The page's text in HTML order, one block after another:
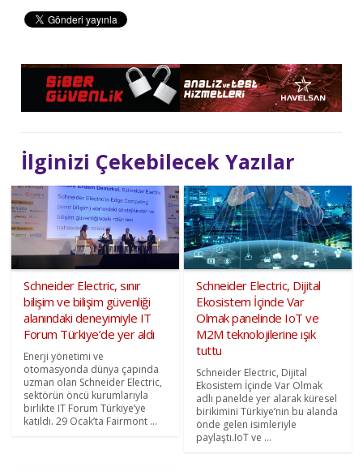
İlginizi Çekebilecek Yazılar
Schneider Electric, sınır
bilişim ve bilişim güvenliği
alanındaki deneyimiyle IT
Forum Türkiye’de yer aldı
Enerji yönetimi ve
otomasyonda dünya çapında
uzman olan Schneider Electric,
sektörün öncü kurumlarıyla
birlikte IT Forum Türkiye’ye
katıldı. 29 Ocak’ta Fairmont ...
Schneider Electric, Dijital
Ekosistem İçinde Var
Olmak panelinde IoT ve
M2M teknolojilerine ışık
tuttu
Schneider Electric, Dijital
Ekosistem İçinde Var Olmak
adlı panelde yer alarak küresel
birikimini Türkiye’nin bu alanda
önde gelen isimleriyle
paylaştı.IoT ve ...